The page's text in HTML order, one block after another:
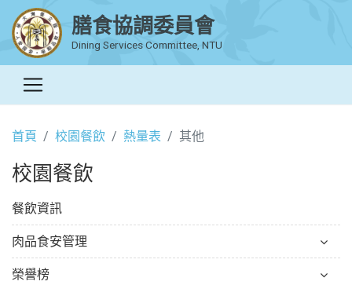
膳食協調委員會
Dining Services Committee, NTU
首頁 校園餐飲 熱量表 其他
校園餐飲
餐飲資訊
肉品食安管理
榮譽榜